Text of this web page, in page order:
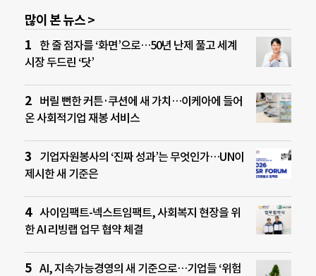
많이 본 뉴스 >
한 줄 점자를 ‘화면’으로…50년 난제 풀고 세계
시장 두드린 ‘닷’
버릴 뻔한 커튼·쿠션에 새 가치…이케아에 들어
온 사회적기업 재봉 서비스
기업자원봉사의 ‘진짜 성과’는 무엇인가…UN이
제시한 새 기준은
사이임팩트-넥스트임팩트, 사회복지 현장을 위
한 AI 리빙랩 업무 협약 체결
AI, 지속가능경영의 새 기준으로…기업들 ‘위험